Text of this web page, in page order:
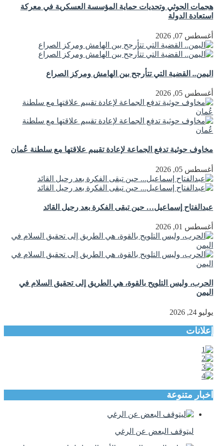
هجمات الحوثي وتحديات حماية المؤسسة العسكرية في معركة
استعادة الدولة
أغسطس 07, 2026
اليمن.. القضية التي تتأرجح بين الهامش ومركز الصراع
أغسطس 05, 2026
مخاوف حوثية تدفع الجماعة لإعادة تقييم علاقتها مع سلطنة عُمان
أغسطس 05, 2026
عبدالفتاح إسماعيل… حين تبقى الفكرة بعد رحيل القائد
أغسطس 01, 2026
الحرب، وليس التلويح بالقوة، هي الطريق إلى تحقيق السلام في
اليمن
يوليو 24, 2026
إعلانات
اخبار متنوعة
ليتوقف البعض عن الرغي